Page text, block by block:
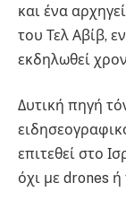
και ένα
του Τελ Αβίβ,
εκδηλωθεί
Δυτική πηγή
επιτεθεί στο
όχι με drones